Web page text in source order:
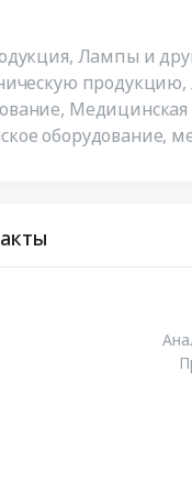
Лампы и
продукцию,
оборудование,